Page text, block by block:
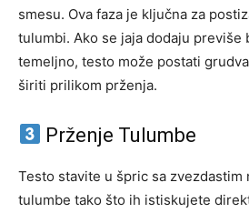
smesu. Ova faza je ključna za
tulumbi. Ako se jaja dodaju previše
temeljno, testo može postati
širiti prilikom prženja.
Prženje Tulumbe
Testo stavite u špric sa zvezdastim
tulumbe tako što ih istiskujete